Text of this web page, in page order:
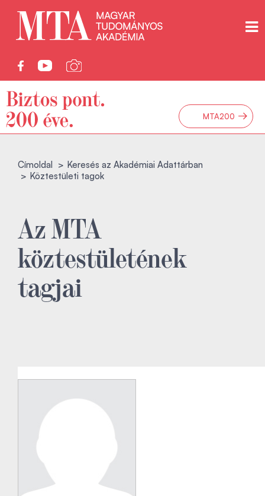
MTA200 →
Címoldal
Keresés az Akadémiai Adattárban
Köztestületi tagok
Az MTA
köztestületének
tagjai